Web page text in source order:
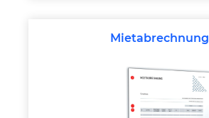
Mietabrechnung